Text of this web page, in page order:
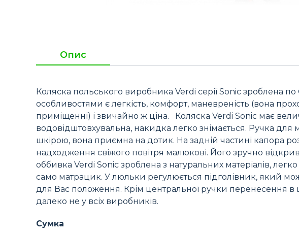
Опис
Коляска польського виробника Verdi серії Sonic зроблена
особливостями є легкість, комфорт, маневреність (вона
приміщенні) і звичайно ж ціна. Коляска Verdi Sonic має
водовідштовхувальна, накидка легко знімається. Ручка
шкірою, вона приємна на дотик. На задній частині капора
надходження свіжого повітря малюкові. Його зручно
оббивка Verdi Sonic зроблена з натуральних матеріалів,
само матрацик. У люльки регулюється підголівник, який
для Вас положення. Крім центральної ручки перенесення в
далеко не у всіх виробників.
Сумка